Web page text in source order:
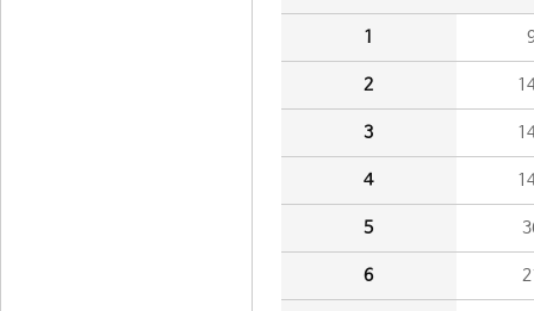
1
2
3
4
5
6